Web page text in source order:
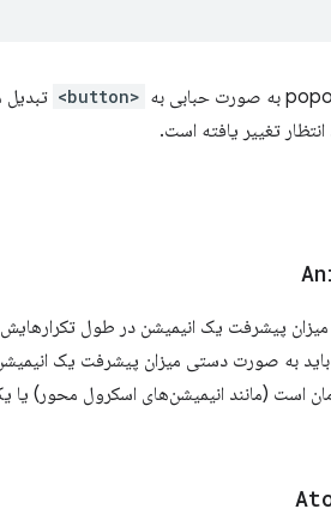
<button>
تغییر یافته است.
میزان پیشرفت یک انیمیشن در طول
به صورت دستی میزان پیشرفت یک انیمیشن
است (مانند انیمیشن‌های اسکرول محور) یا